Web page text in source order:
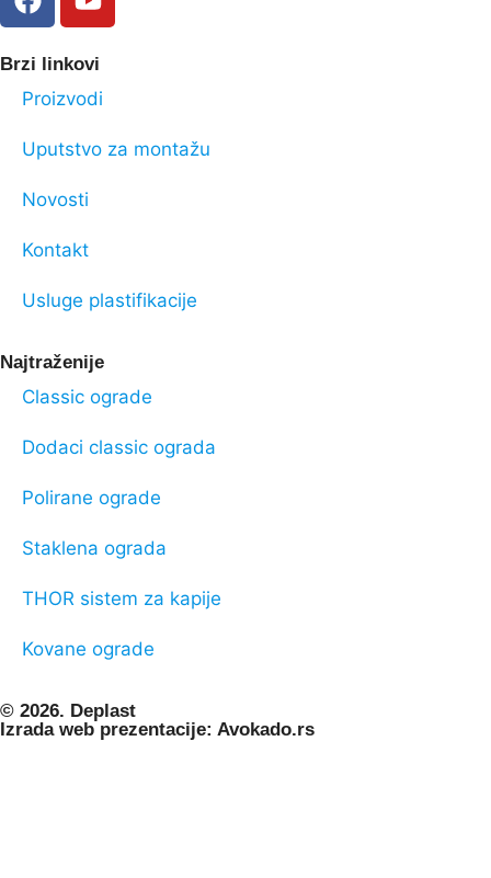
Brzi linkovi
Proizvodi
Uputstvo za montažu
Novosti
Kontakt
Usluge plastifikacije
Najtraženije
Classic ograde
Dodaci classic ograda
Polirane ograde
Staklena ograda
THOR sistem za kapije
Kovane ograde
© 2026. Deplast
Izrada web prezentacije: Avokado.rs